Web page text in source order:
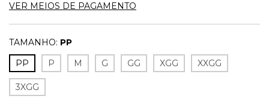
VER MEIOS DE PAGAMENTO
TAMANHO: PP
PP
P M G GG XGG XXGG
3XGG